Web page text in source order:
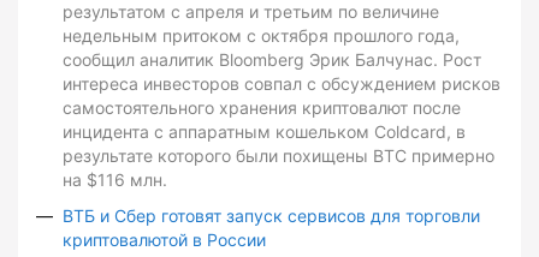
результатом с апреля и третьим по величине
недельным притоком с октября прошлого года,
сообщил аналитик Bloomberg Эрик Балчунас. Рост
интереса инвесторов совпал с обсуждением рисков
самостоятельного хранения криптовалют после
инцидента с аппаратным кошельком Coldcard, в
результате которого были похищены BTC примерно
на $116 млн.
ВТБ и Сбер готовят запуск сервисов для торговли
криптовалютой в России